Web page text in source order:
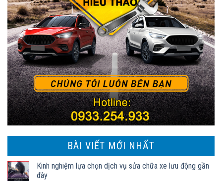
BÀI VIẾT MỚI NHẤT
Kinh nghiệm lựa chọn dịch vụ sửa chữa xe lưu động gần
đây